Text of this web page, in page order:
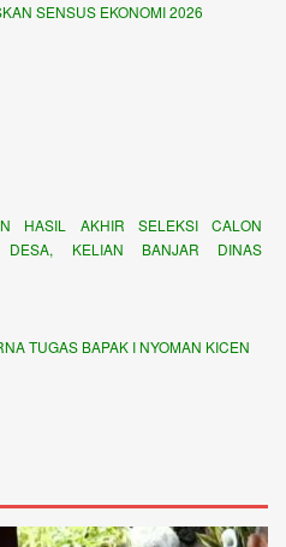
SENSUS EKONOMI 2026
HASIL AKHIR SELEKSI CALON
DESA, KELIAN BANJAR DINAS
TUGAS BAPAK I NYOMAN KICEN